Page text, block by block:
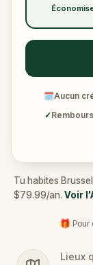
🗓Aucun
✓
Tu habites
$79.99/an. Voir
🎁 Pour
Lieux